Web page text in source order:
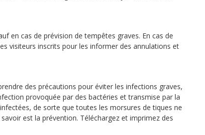
en cas de prévision de tempêtes graves. En cas de
visiteurs inscrits pour les informer des annulations et
des précautions pour éviter les infections graves,
provoquée par des bactéries et transmise par la
de sorte que toutes les morsures de tiques ne
est la prévention. Téléchargez et imprimez des